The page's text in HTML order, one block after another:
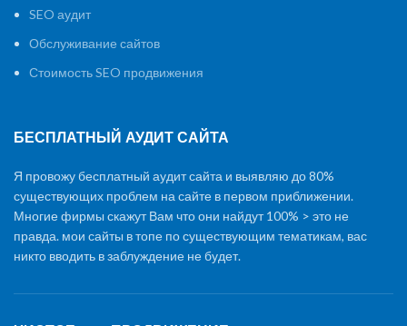
SEO аудит
Обслуживание сайтов
Стоимость SEO продвижения
БЕСПЛАТНЫЙ АУДИТ САЙТА
Я провожу бесплатный аудит сайта и выявляю до 80%
существующих проблем на сайте в первом приближении.
Многие фирмы скажут Вам что они найдут 100% > это не
правда. мои сайты в топе по существующим тематикам, вас
никто вводить в заблуждение не будет.